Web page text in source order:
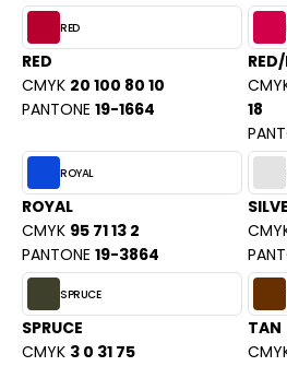
ATHLETIC®
ATHLETIC® COLLECTION
ETIQUETTE
CLOTHING
RED
RED
CMYK 20 100 80 10
PANTONE 19-1664
18
ROYAL
ROYAL
CMYK 95 71 13 2
PANTONE 19-3864
SPRUCE
SPRUCE
CMYK 3 0 31 75
TAN